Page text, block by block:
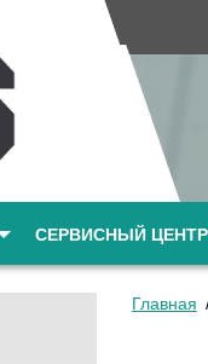
СЕРВИСНЫЙ ЦЕНТР
Главная